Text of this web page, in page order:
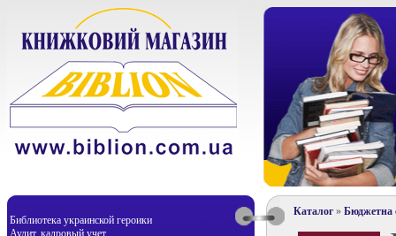
Библиотека украинской героики
Аудит, кадровый учет
Каталог» Бюджетна